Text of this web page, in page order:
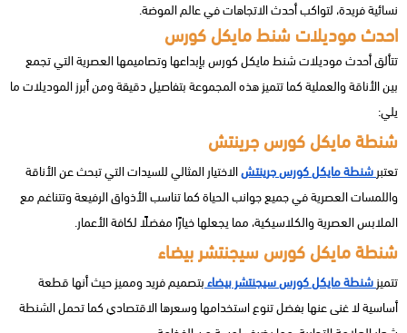
نسائية فريدة، لتواكب أحدث الاتجاهات في عالم الموضة.
احدث موديلات شنط مايكل كورس
تتألق أحدث موديلات شنط مايكل كورس بإبداعها وتصاميمها العصرية التي تجمع
بين الأناقة والعملية كما تتميز هذه المجموعة بتفاصيل دقيقة ومن أبرز الموديلات ما
يلي:
شنطة مايكل كورس جرينتش
تعتبرشنطة مايكل كورس جرينتشالاختيار المثالي للسيدات التي تبحث عن الأناقة
واللمسات العصرية في جميع جوانب الحياة كما تناسب الأذواق الرفيعة وتتناغم مع
الملابس العصرية والكلاسيكية، مما يجعلها خيارًا مفضلًا لكافة الأعمار.
شنطة مايكل كورس سيجنتشر بيضاء
تتميزشنطة مايكل كورس سيجنتشر بيضاءبتصميم فريد ومميز حيث أنها قطعة
أساسية لا غنى عنها بفضل تنوع استخدامها وسعرها الاقتصادي كما تحمل الشنطة